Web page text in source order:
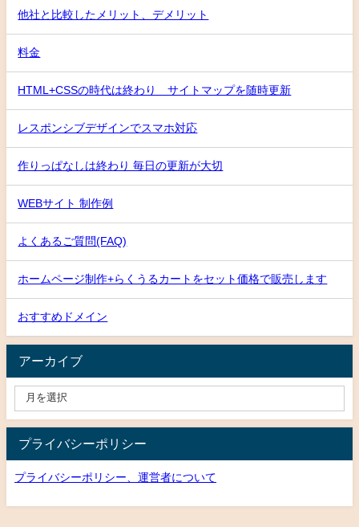
他社と比較したメリット、デメリット
料金
HTML+CSSの時代は終わり サイトマップを随時更新
レスポンシブデザインでスマホ対応
作りっぱなしは終わり 毎日の更新が大切
WEBサイト 制作例
よくあるご質問(FAQ)
ホームページ制作+らくうるカートをセット価格で販売します
おすすめドメイン
アーカイブ
プライバシーポリシー
プライバシーポリシー、運営者について